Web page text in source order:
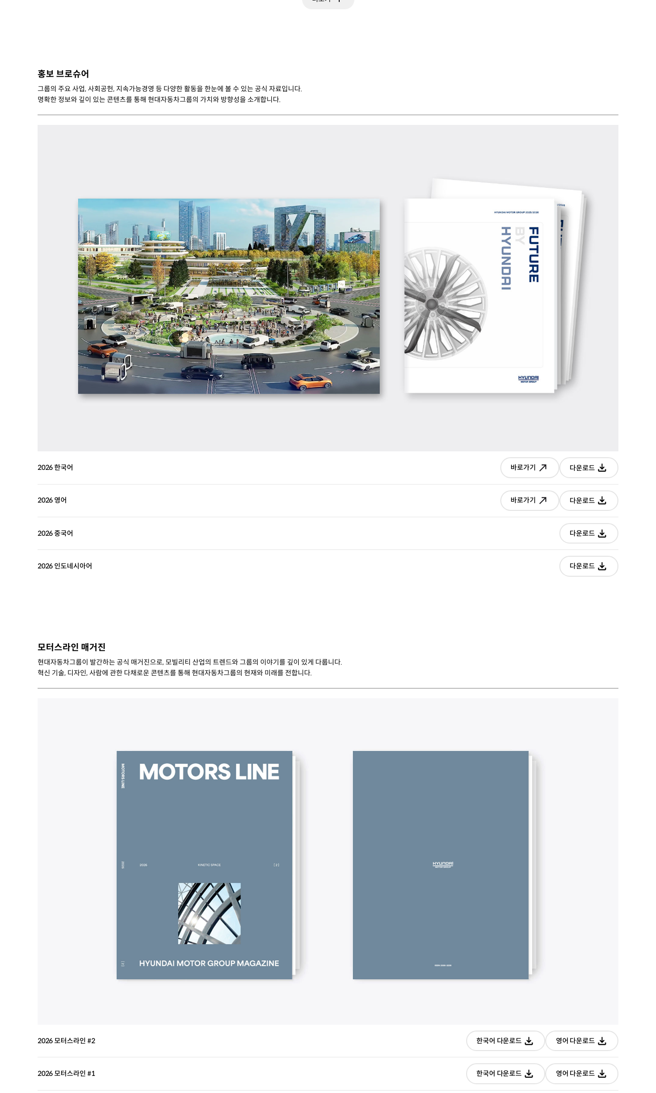
홍보 브로슈어
그룹의 주요 사업, 사회공헌, 지속가능경영 등 다양한 활동을 한눈에 볼 수 있는 공식 자료입니다.
명확한 정보와 깊이 있는 콘텐츠를 통해 현대자동차그룹의 가치와 방향성을 소개합니다.
2026 한국어 바로가기
새창으로
이동
다운로드
짧은
다운로드
2026 영어 바로가기
새창으로
이동
다운로드
짧은
버전
다운로드
2026 중국어 다운로드
짧은
버전
다운로드
2026 인도네시아어 다운로드
짧은
다운로드
모터스라인 매거진
현대자동차그룹이 발간하는 공식 매거진으로, 모빌리티 산업의 트렌드와 그룹의 이야기를 깊이 있게 다룹니다.
혁신 기술, 디자인, 사람에 관한 다채로운 콘텐츠를 통해 현대자동차그룹의 현재와 미래를 전합니다.
2026 모터스라인 #2 한국어 다운로드
짧은
버전
다운로드
영어 다운로드
짧은
버전
다운로드
2026 모터스라인 #1 한국어 다운로드
짧은
다운로드
영어 다운로드
짧은
다운로드